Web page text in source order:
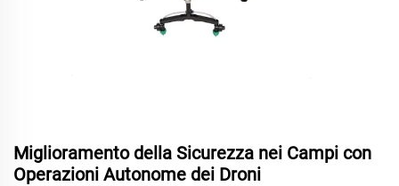
Miglioramento della Sicurezza nei Campi con
Operazioni Autonome dei Droni